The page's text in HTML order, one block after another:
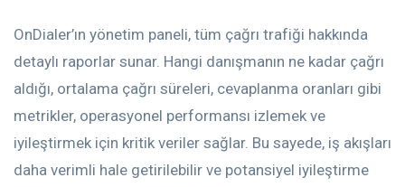
OnDialer’ın yönetim paneli, tüm çağrı trafiği hakkında
detaylı raporlar sunar. Hangi danışmanın ne kadar çağrı
aldığı, ortalama çağrı süreleri, cevaplanma oranları gibi
metrikler, operasyonel performansı izlemek ve
iyileştirmek için kritik veriler sağlar. Bu sayede, iş akışları
daha verimli hale getirilebilir ve potansiyel iyileştirme